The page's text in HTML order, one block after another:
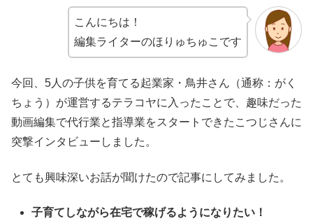
こんにちは！
編集ライターのほりゅちゅこです
今回、5人の子供を育てる起業家・鳥井さん（通称：がく
ちょう）が運営するテラコヤに入ったことで、趣味だった
動画編集で代行業と指導業をスタートできたこつじさんに
突撃インタビューしました。
とても興味深いお話が聞けたので記事にしてみました。
子育てしながら在宅で稼げるようになりたい！